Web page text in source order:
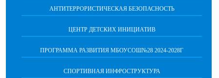
АНТИТЕРРОРИСТИЧЕСКАЯ БЕЗОПАСНОСТЬ
ЦЕНТР ДЕТСКИХ ИНИЦИАТИВ
ПРОГРАММА РАЗВИТИЯ МБОУСОШ№28 2024-2028Г
СПОРТИВНАЯ ИНФРОСТРУКТУРА